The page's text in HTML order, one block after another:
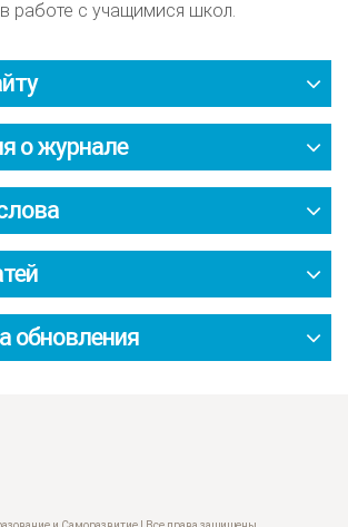
работе с учащимися школ.
о журнале
обновления